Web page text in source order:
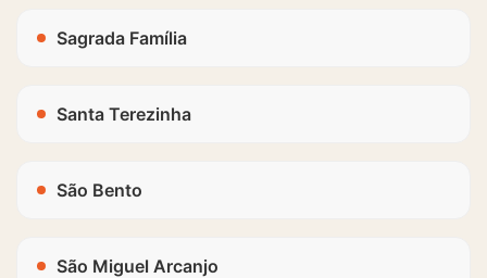
Sagrada Família
Santa Terezinha
São Bento
São Miguel Arcanjo